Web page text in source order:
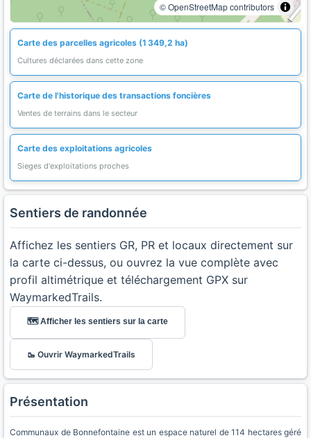
© OpenStreetMap contributors
Carte des parcelles agricoles (1 349,2 ha)
Cultures déclarées dans cette zone
Carte de l'historique des transactions foncières
Ventes de terrains dans le secteur
Carte des exploitations agricoles
Sieges d'exploitations proches
Sentiers de randonnée
Affichez les sentiers GR, PR et locaux directement sur
la carte ci-dessus, ou ouvrez la vue complète avec
profil altimétrique et téléchargement GPX sur
WaymarkedTrails.
🗺️ Afficher les sentiers sur la carte
🥾 Ouvrir WaymarkedTrails
Présentation
Communaux de Bonnefontaine est un espace naturel de 114 hectares géré